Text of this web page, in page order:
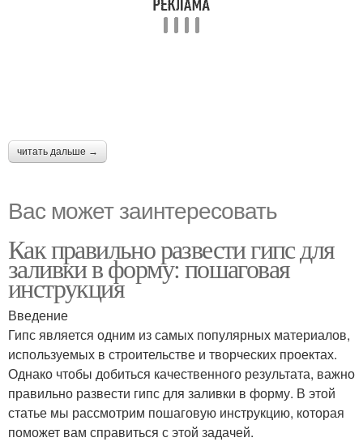
читать дальше →
Вас может заинтересовать
Как правильно развести гипс для
заливки в форму: пошаговая
инструкция
Введение
Гипс является одним из самых популярных материалов,
используемых в строительстве и творческих проектах.
Однако чтобы добиться качественного результата, важно
правильно развести гипс для заливки в форму. В этой
статье мы рассмотрим пошаговую инструкцию, которая
поможет вам справиться с этой задачей.